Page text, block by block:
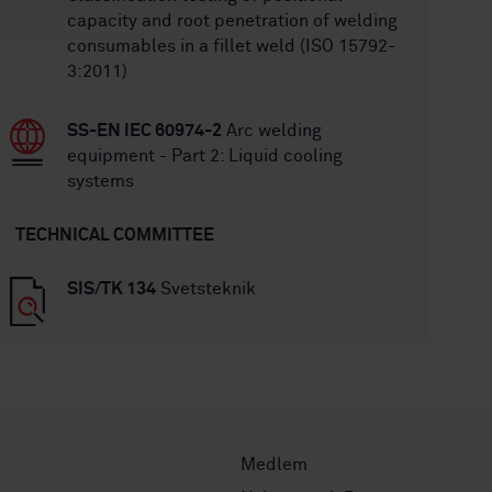
capacity and root penetration of welding
consumables in a fillet weld (ISO 15792-
3:2011)
SS-EN IEC 60974-2 Arc welding
equipment - Part 2: Liquid cooling
systems
TECHNICAL COMMITTEE
SIS/TK 134 Svetsteknik
Medlem